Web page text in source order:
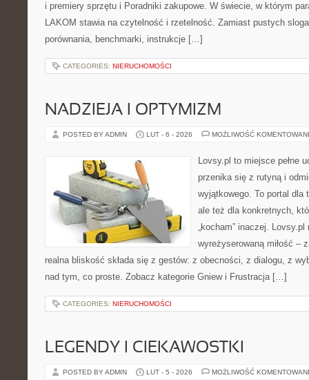
i premiery sprzętu i Poradniki zakupowe. W świecie, w którym
LAKOM stawia na czytelność i rzetelność. Zamiast pustych
porównania, benchmarki, instrukcje […]
CATEGORIES: NIERUCHOMOŚCI
NADZIEJA I OPTYMIZM
POSTED BY ADMIN LUT - 6 - 2026 MOŻLIWOŚĆ
Lovsy.pl to miejsce pełne
przenika się z rutyną i
wyjątkowego. To portal
ale też dla konkretnych,
„kocham” inaczej. Lovsy.pl
wyreżyserowaną miłość –
realna bliskość składa się z gestów: z obecności, z dialogu, z
nad tym, co proste. Zobacz kategorie Gniew i Frustracja […]
CATEGORIES: NIERUCHOMOŚCI
LEGENDY I CIEKAWOSTKI
POSTED BY ADMIN LUT - 5 - 2026 MOŻLIWOŚĆ